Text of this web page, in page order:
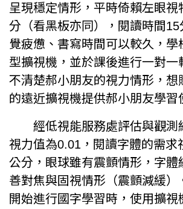
呈現穩定情形，平時倚賴左眼視
分（看黑板亦同），閱讀時間
覺疲憊、書寫時間可以較久，學
型擴視機，並於課後進行一對一
不清楚郝小朋友的視力情形，想
的遠近擴視機提供郝小朋友學習
經低視能服務處評估與觀測
視力值為0.01，閱讀字體的需求
公分，眼球雖有震顫情形，字體
善對焦與固視情形（震顫減緩）
開始進行國字學習時，使用擴視